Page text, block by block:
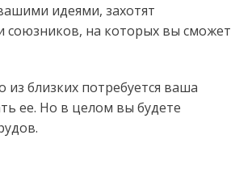
идеями, захотят
союзников, на которых вы
близких потребуется ваша
ее. Но в целом вы будете